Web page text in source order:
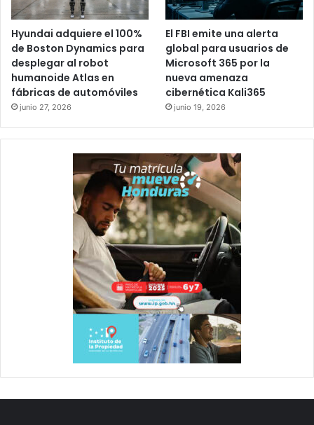
Hyundai adquiere el 100%
de Boston Dynamics para
desplegar al robot
humanoide Atlas en
fábricas de automóviles
junio 27, 2026
El FBI emite una alerta
global para usuarios de
Microsoft 365 por la
nueva amenaza
cibernética Kali365
junio 19, 2026